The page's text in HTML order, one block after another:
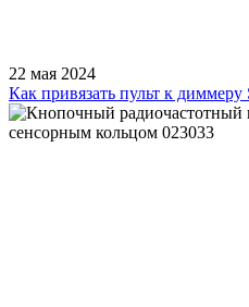
22 мая 2024
Как привязать пульт к